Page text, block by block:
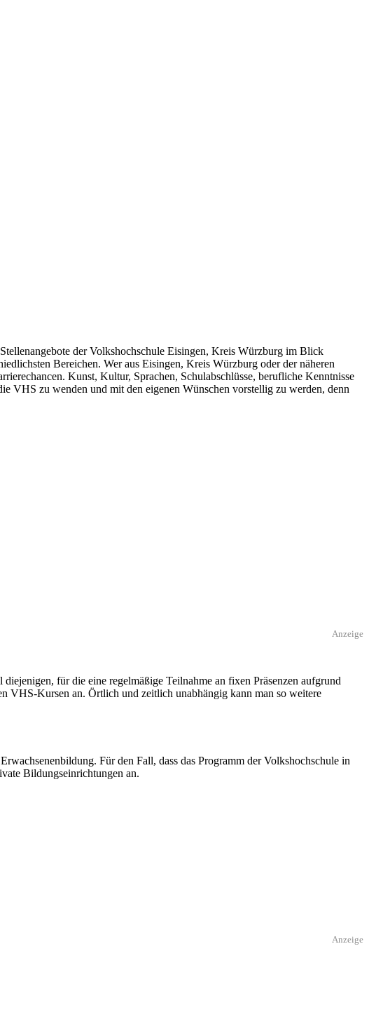
der Volkshochschule Eisingen, Kreis Würzburg im Blick
Bereichen. Wer aus Eisingen, Kreis Würzburg oder der näheren
Kunst, Kultur, Sprachen, Schulabschlüsse, berufliche Kenntnisse
VHS zu wenden und mit den eigenen Wünschen vorstellig zu werden, denn
Anzeige
für die eine regelmäßige Teilnahme an fixen Präsenzen aufgrund
VHS-Kursen an. Örtlich und zeitlich unabhängig kann man so weitere
Für den Fall, dass das Programm der Volkshochschule in
Bildungseinrichtungen an.
Anzeige